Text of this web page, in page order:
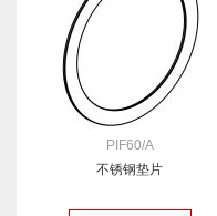
PIF60/A
不锈钢垫片